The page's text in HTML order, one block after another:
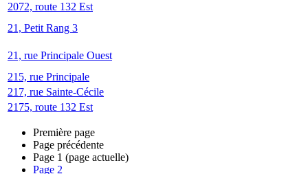
2072, route 132 Est
21, Petit Rang 3
21, rue Principale Ouest
215, rue Principale
217, rue Sainte-Cécile
2175, route 132 Est
Première page
Page précédente
Page 1 (page actuelle)
Page 2